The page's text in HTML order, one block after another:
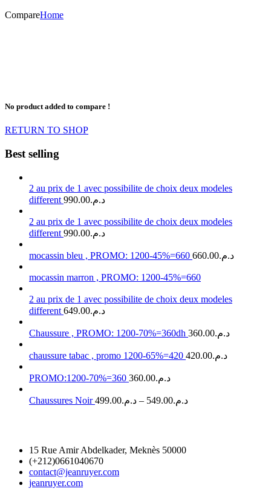
CompareHome
No product added to compare !
RETURN TO SHOP
Best selling
2 au prix de 1 avec possibilite de choix deux modeles
different
د.م.990.00
2 au prix de 1 avec possibilite de choix deux modeles
different
د.م.990.00
mocassin bleu , PROMO: 1200-45%=660 د.م.660.00
mocassin marron , PROMO: 1200-45%=660
2 au prix de 1 avec possibilite de choix deux modeles
different
د.م.649.00
Chaussure , PROMO: 1200-70%=360dh د.م.360.00
chaussure tabac , promo 1200-65%=420 د.م.420.00
PROMO:1200-70%=360 د.م.360.00
Chaussures Noir د.م.499.00 – د.م.549.00
15 Rue Amir Abdelkader, Meknès 50000
(+212)0661040670
contact@jeanruyer.com
jeanruyer.com